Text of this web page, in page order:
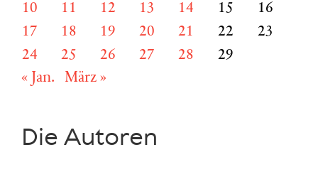
10
11 12 13 14 15
16
17
18 19 20 21 22
23
24
25 26 27 28
29
« Jan.
März »
Die Autoren